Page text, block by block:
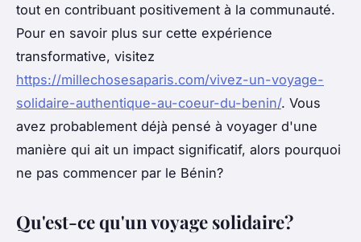
tout en contribuant positivement à la communauté.
Pour en savoir plus sur cette expérience
transformative, visitez
https://millechosesaparis.com/vivez-un-voyage-
solidaire-authentique-au-coeur-du-benin/. Vous
avez probablement déjà pensé à voyager d'une
manière qui ait un impact significatif, alors pourquoi
ne pas commencer par le Bénin?
Qu'est-ce qu'un voyage solidaire?